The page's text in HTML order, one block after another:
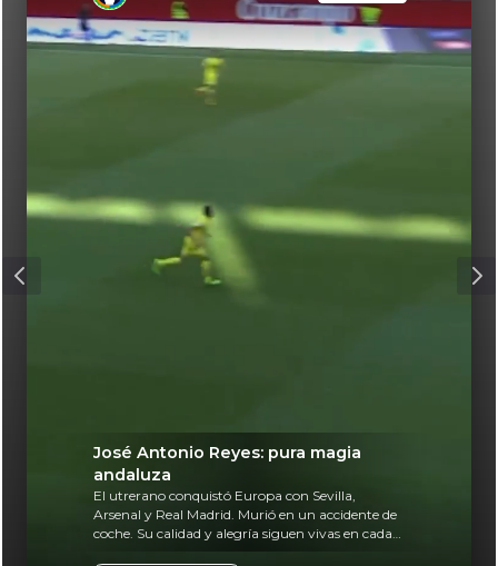
José Antonio Reyes: pura magia
andaluza
El utrerano conquistó Europa con Sevilla,
Arsenal y Real Madrid. Murió en un accidente de
coche. Su calidad y alegría siguen vivas en cada